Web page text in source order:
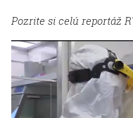
Pozrite si celú reportáž